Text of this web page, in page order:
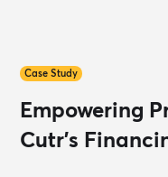
Case Study
Empowering
Cutr's